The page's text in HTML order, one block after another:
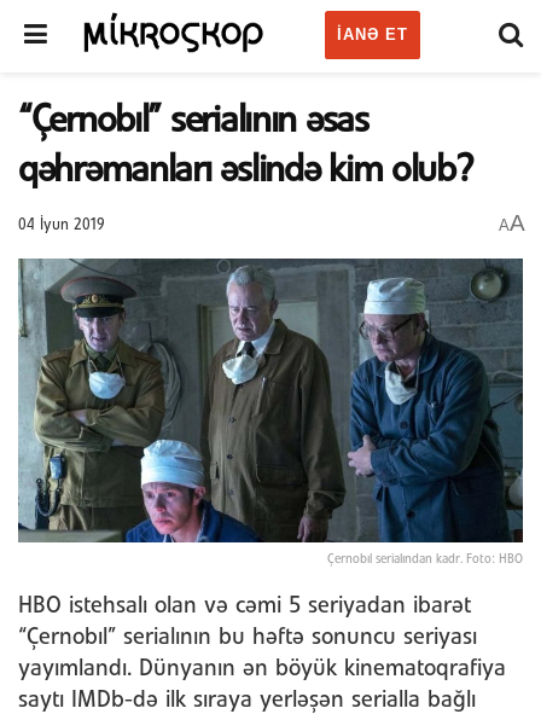
IANƏ ET
“Çernobıl” serialının əsas
qəhrəmanları əslində kim olub?
04 İyun 2019 AA
Çernobıl serialından kadr. Foto: HBO
HBO istehsalı olan və cəmi 5 seriyadan ibarət
“Çernobıl” serialının bu həftə sonuncu seriyası
yayımlandı. Dünyanın ən böyük kinematoqrafiya
saytı IMDb-də ilk sıraya yerləşən serialla bağlı